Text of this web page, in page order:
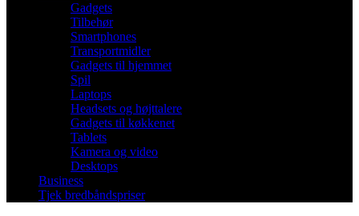
Gadgets
Tilbehør
Smartphones
Transportmidler
Gadgets til hjemmet
Spil
Laptops
Headsets og højttalere
Gadgets til køkkenet
Tablets
Kamera og video
Desktops
Business
Tjek bredbåndspriser